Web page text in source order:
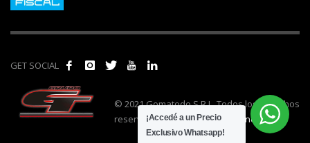
GET SOCIAL
© 2021 Gomatodo S.R.L. Todos los derechos
reservados. | Realizado por
cónclave.
¡Accedé a un Precio
Exclusivo Whatsapp!